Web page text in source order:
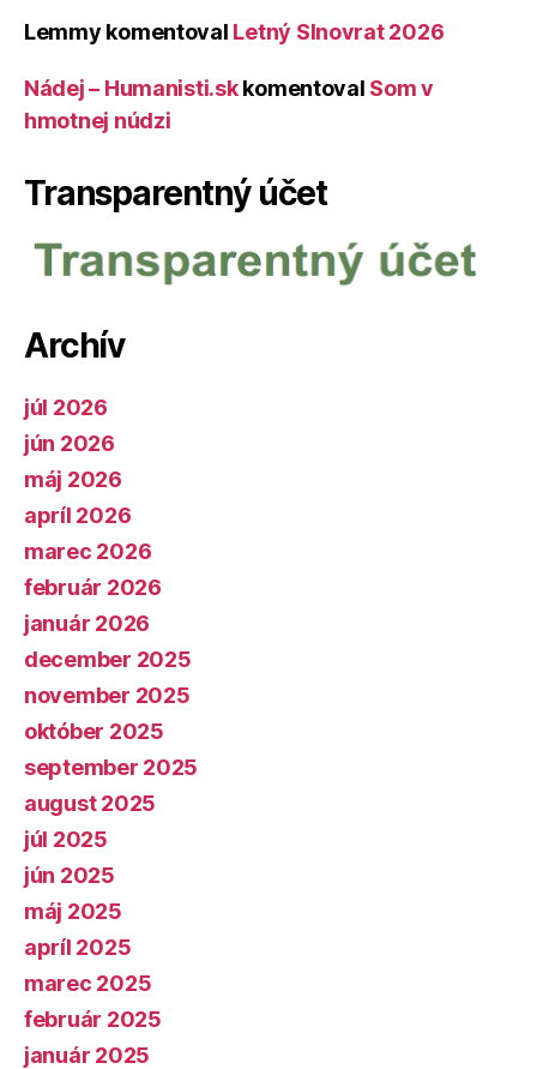
Lemmy komentoval Letný Slnovrat 2026
Nádej – Humanisti.skkomentoval Som v
hmotnej núdzi
Transparentný účet
Archív
júl 2026
jún 2026
máj 2026
apríl 2026
marec 2026
február 2026
január 2026
december 2025
november 2025
október 2025
september 2025
august 2025
júl 2025
jún 2025
máj 2025
apríl 2025
marec 2025
február 2025
január 2025